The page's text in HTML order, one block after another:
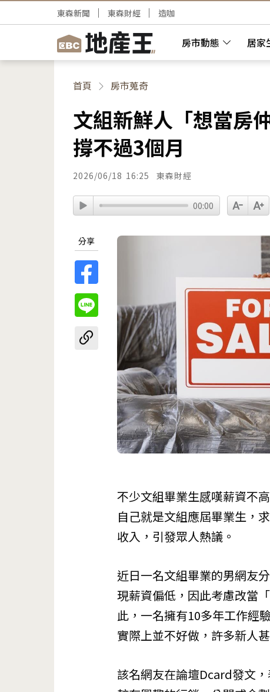
房市動態 居家
東森新聞 東森財經 造咖
首頁 房市蒐奇
文組新鮮人「想當房
撐不過3個月
2026/06/18 16:25 東森財經
00:00
分享
不少文組畢業生感嘆薪資不
自己就是文組應屆畢業生，
收入，引發眾人熱議。
近日一名文組畢業的男網友
現薪資偏低，因此考慮改當
此，一名擁有10多年工作經
實際上並不好做，許多新人
該名網友在論壇Dcard發文